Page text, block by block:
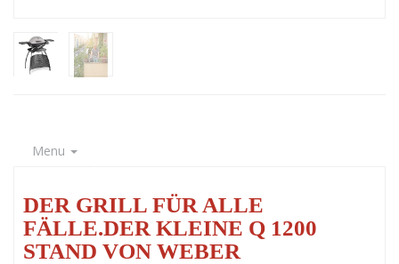
Menu
DER GRILL FÜR ALLE
FÄLLE.DER KLEINE Q 1200
STAND VON WEBER